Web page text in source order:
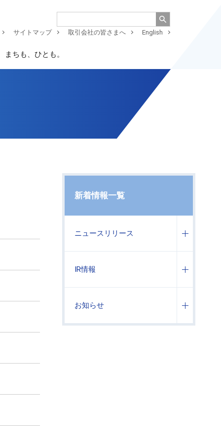
サイトマップ 取引会社の皆さまへ English
まちも、ひとも。
新着情報一覧
ニュースリリース
IR情報
お知らせ